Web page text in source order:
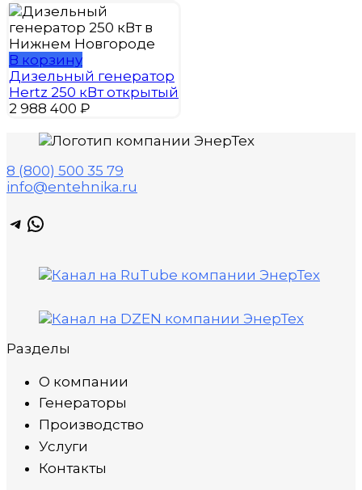
В корзину
Дизельный генератор
Hertz 250 кВт открытый
2 988 400 ₽
8 (800) 500 35 79
info@entehnika.ru
Telegram
WhatsApp
Разделы
О компании
Генераторы
Производство
Услуги
Контакты